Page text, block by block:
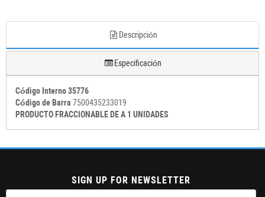
Descripción
Especificación
Código Interno 35776
Código de Barra 7500435233019
PRODUCTO FRACCIONABLE DE A 1 UNIDADES
SIGN UP FOR NEWSLETTER